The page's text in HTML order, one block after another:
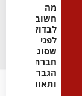
מה
חשוב
לבדוק
לפני
שסוגרים
חברת
הגברה
ותאורה